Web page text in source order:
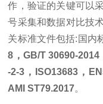
作，验证的关键可以
号采集和数据对比技
关标准文件包括:国内
8，GB/T 30690-
-2-3，ISO13683，
AMI ST79.2017。